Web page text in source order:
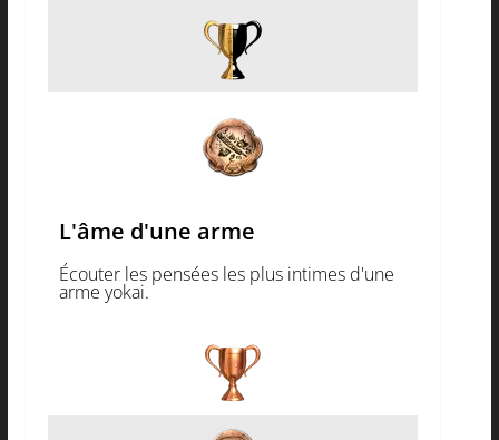
L'âme d'une arme
Écouter les pensées les plus intimes d'une
arme yokai.